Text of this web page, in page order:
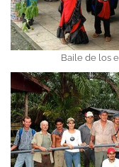
Baile de los